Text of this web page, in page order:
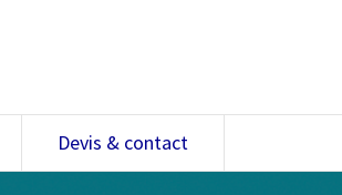
Devis & contact